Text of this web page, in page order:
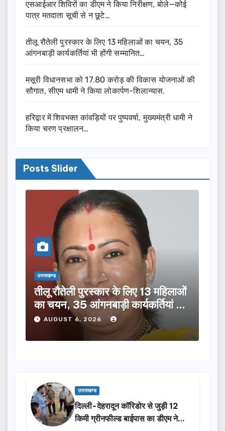
एसआईआर शिविरों का डीएम ने किया निरीक्षण, बोले—कोई
पात्र मतदाता सूची से न छूटे…
तीलू रौतेली पुरस्कार के लिए 13 महिलाओं का चयन, 35
आंगनबाड़ी कार्यकर्तियां भी होंगी सम्मानित…
मसूरी विधानसभा को 17.80 करोड़ की विकास योजनाओं की
सौगात, सीएम धामी ने किया लोकार्पण-शिलान्यास.
हरिद्वार में शिवभक्त कांवड़ियों पर पुष्पवर्षा, मुख्यमंत्री धामी ने
किया चरण प्रक्षालन…
Posts Slider
उत्तराखण्ड
तीलू रौतेली पुरस्कार के लिए 13 महिलाओं
का चयन, 35 आंगनबाड़ी कार्यकर्तियां भी
होंगी सम्मानित…
AUGUST 6, 2026
उत्तराखण्ड
दिल्ली-देहरादून कॉरिडोर से जुड़ी 12
किमी ग्रीनफील्ड बाईपास का डीएम ने